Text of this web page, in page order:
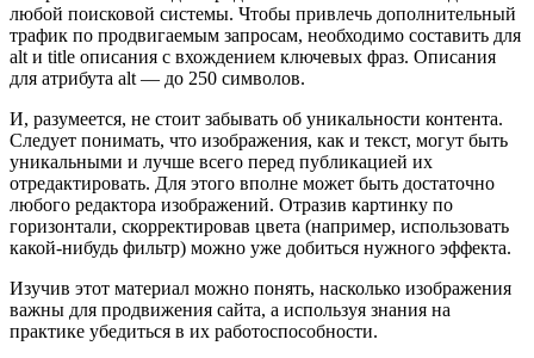
любой поисковой системы. Чтобы привлечь дополнительный
трафик по продвигаемым запросам, необходимо составить для
alt и title описания с вхождением ключевых фраз. Описания
для атрибута alt — до 250 символов.
И, разумеется, не стоит забывать об уникальности контента.
Следует понимать, что изображения, как и текст, могут быть
уникальными и лучше всего перед публикацией их
отредактировать. Для этого вполне может быть достаточно
любого редактора изображений. Отразив картинку по
горизонтали, скорректировав цвета (например, использовать
какой-нибудь фильтр) можно уже добиться нужного эффекта.
Изучив этот материал можно понять, насколько изображения
важны для продвижения сайта, а используя знания на
практике убедиться в их работоспособности.